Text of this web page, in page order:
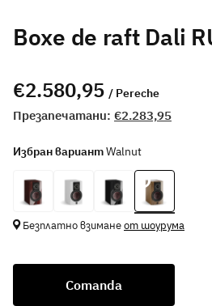
Boxe de raft Dali
€2.580,95 / Pereche
Презапечатани: €2.283,95
Избран вариантWalnut
Безплатно взиманеот шоурума
Comanda